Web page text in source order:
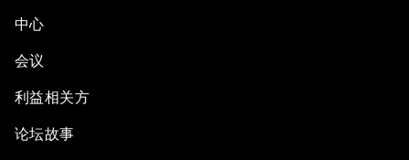
中心
会议
利益相关方
论坛故事